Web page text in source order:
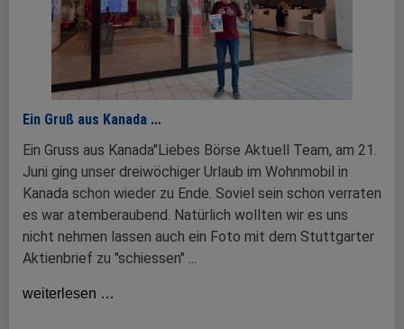
Ein Gruß aus Kanada …
Ein Gruss aus Kanada"Liebes Börse Aktuell Team, am 21.
Juni ging unser dreiwöchiger Urlaub im Wohnmobil in
Kanada schon wieder zu Ende. Soviel sein schon verraten
es war atemberaubend. Natürlich wollten wir es uns
nicht nehmen lassen auch ein Foto mit dem Stuttgarter
Aktienbrief zu "schiessen" ...
weiterlesen …